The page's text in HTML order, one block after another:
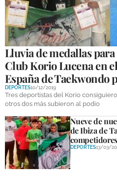
Lluvia de medallas
Club Korio Lucena en
España de Taekwondo
DEPORTES10/12/2019
Tres deportistas del Korio
otros dos más subieron al podio
Nueve de
de Ibiza de
DEPORTES13/03/